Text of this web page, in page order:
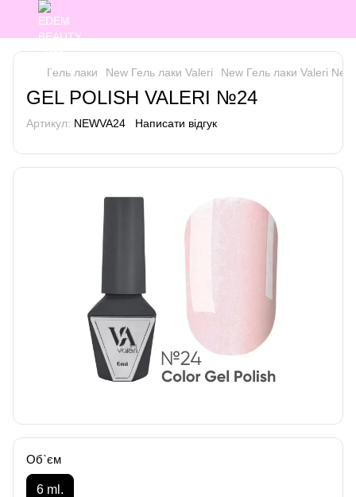
Гель лаки New Гель лаки Valeri New Гель лаки Valeri
GEL POLISH VALERI №24
Артикул: NEWVA24 Написати відгук
Об`єм
6 ml.